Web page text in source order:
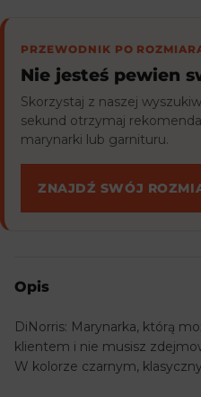
PRZEWODNIK PO
Nie jesteś pewien
Skorzystaj z naszej
sekund otrzymaj
marynarki lub garnituru.
ZNAJDŹ SWÓJ
Opis
DiNorris: Marynarka, którą
klientem i nie musisz
W kolorze czarnym,